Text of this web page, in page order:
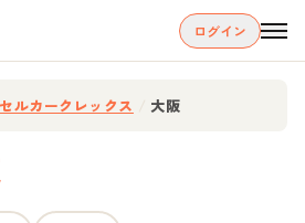
ログイン
セルカークレックス 大阪